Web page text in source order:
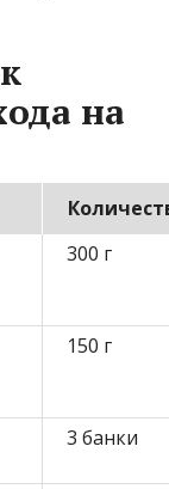
на
300 г
150 г
3 банки